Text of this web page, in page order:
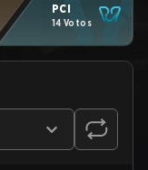
PCI
14 Votos